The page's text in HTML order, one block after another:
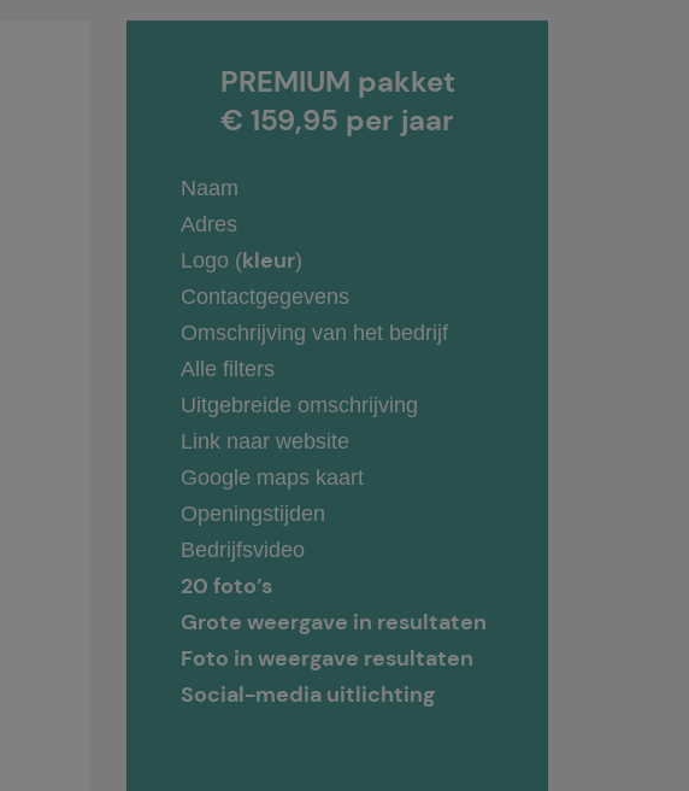
PREMIUM pakket
€ 159,95 per jaar
Naam
Adres
Logo (kleur)
Contactgegevens
Omschrijving van het bedrijf
Alle filters
Uitgebreide omschrijving
Link naar website
Google maps kaart
Openingstijden
Bedrijfsvideo
20 foto’s
Grote weergave in resultaten
Foto in weergave resultaten
Social-media uitlichting